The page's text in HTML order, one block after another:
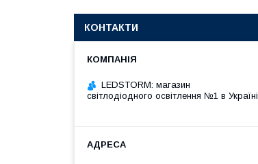
КОНТАКТИ
LEDSTORM: магазин
світлодіодного освітлення №1 в Україні